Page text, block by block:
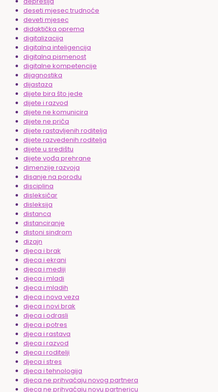
deseti mjesec trudnoće
deveti mjesec
didaktička oprema
digitalizacija
digitalna inteligencija
digitalna pismenost
digitalne kompetencije
dijagnostika
dijastaza
dijete bira što jede
dijete i razvod
dijete ne komunicira
dijete ne priča
dijete rastavljenih roditelja
dijete razvedenih roditelja
dijete u središtu
dijete vođa prehrane
dimenzije razvoja
disanje na porodu
disciplina
disleksičar
disleksija
distanca
distanciranje
distoni sindrom
dizajn
djeca i brak
djeca i ekrani
djeca i mediji
djeca i mladi
djeca i mladih
djeca i nova veza
djeca i novi brak
djeca i odrasli
djeca i potres
djeca i rastava
djeca i razvod
djeca i roditelji
djeca i stres
djeca i tehnologija
djeca ne prihvaćaju novog partnera
djeca ne prihvaćaju novu partnericu